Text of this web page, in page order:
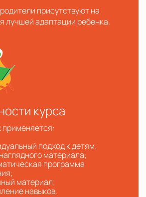
присутствуют на
лучшей адаптации ребенка.
курса
применяется:
подход к детям;
материала;
программа
материал;
навыков.